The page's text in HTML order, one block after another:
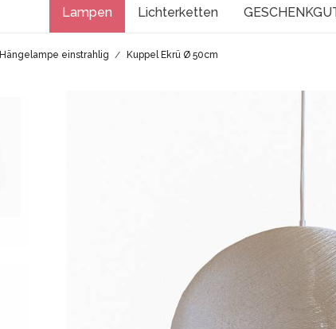
Lampen Lichterketten
Hängelampe einstrahlig Kuppel Ekrü Ø 50cm